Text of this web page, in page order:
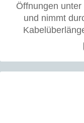
Öffnungen
und nimmt